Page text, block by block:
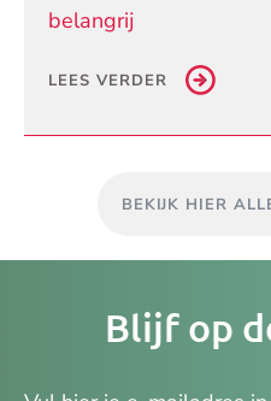
belangrij
LEES VERDER
BEKIJK HIER
Blijf op